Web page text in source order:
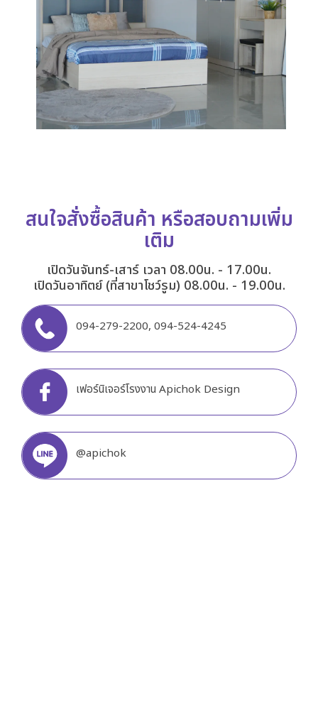
สนใจสั่งซื้อสินค้า หรือสอบถามเพิ่ม
เติม
เปิดวันจันทร์-เสาร์ เวลา 08.00น. - 17.00น.
เปิดวันอาทิตย์ (ที่สาขาโชว์รูม) 08.00น. - 19.00น.
094-279-2200, 094-524-4245
เฟอร์นิเจอร์โรงงาน Apichok Design
@apichok